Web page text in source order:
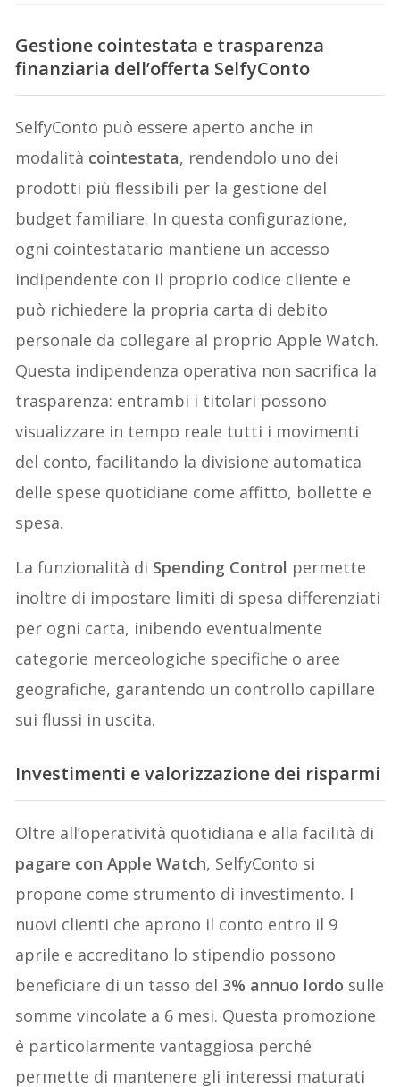
Gestione cointestata e trasparenza
finanziaria dell’offerta SelfyConto
SelfyConto può essere aperto anche in
modalità cointestata, rendendolo uno dei
prodotti più flessibili per la gestione del
budget familiare. In questa configurazione,
ogni cointestatario mantiene un accesso
indipendente con il proprio codice cliente e
può richiedere la propria carta di debito
personale da collegare al proprio Apple Watch.
Questa indipendenza operativa non sacrifica la
trasparenza: entrambi i titolari possono
visualizzare in tempo reale tutti i movimenti
del conto, facilitando la divisione automatica
delle spese quotidiane come affitto, bollette e
spesa.
La funzionalità di Spending Control permette
inoltre di impostare limiti di spesa differenziati
per ogni carta, inibendo eventualmente
categorie merceologiche specifiche o aree
geografiche, garantendo un controllo capillare
sui flussi in uscita.
Investimenti e valorizzazione dei risparmi
Oltre all’operatività quotidiana e alla facilità di
pagare con Apple Watch, SelfyConto si
propone come strumento di investimento. I
nuovi clienti che aprono il conto entro il 9
aprile e accreditano lo stipendio possono
beneficiare di un tasso del 3% annuo lordo sulle
somme vincolate a 6 mesi. Questa promozione
è particolarmente vantaggiosa perché
permette di mantenere gli interessi maturati